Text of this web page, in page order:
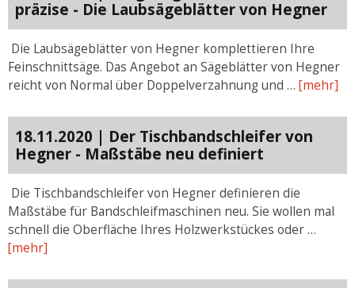
präzise - Die Laubsägeblätter von Hegner
Die Laubsägeblätter von Hegner komplettieren Ihre
Feinschnittsäge. Das Angebot an Sägeblätter von Hegner
reicht von Normal über Doppelverzahnung und … [mehr]
18.11.2020 | Der Tischbandschleifer von
Hegner - Maßstäbe neu definiert
Die Tischbandschleifer von Hegner definieren die
Maßstäbe für Bandschleifmaschinen neu. Sie wollen mal
schnell die Oberfläche Ihres Holzwerkstückes oder …
[mehr]